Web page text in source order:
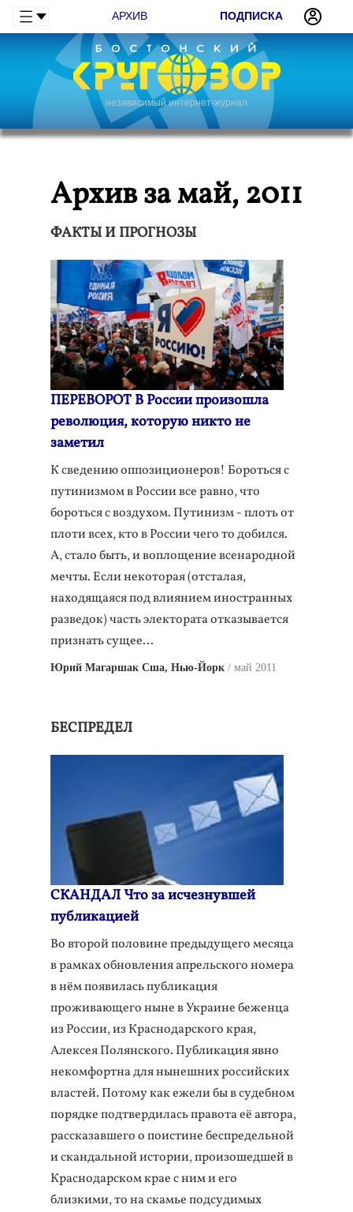
АРХИВ ПОДПИСКА
независимый интернет-журнал
Архив за май, 2011
ФАКТЫ И ПРОГНОЗЫ
ПЕРЕВОРОТ В России произошла
революция, которую никто не
заметил
К сведению оппозиционеров! Бороться с
путинизмом в России все равно, что
бороться с воздухом. Путинизм - плоть от
плоти всех, кто в России чего то добился.
А, стало быть, и воплощение всенародной
мечты. Если некоторая (отсталая,
находящаяся под влиянием иностранных
разведок) часть электората отказывается
признать сущее…
Юрий Магаршак Сша, Нью-Йорк май 2011
БЕСПРЕДЕЛ
СКАНДАЛ Что за исчезнувшей
публикацией
Во второй половине предыдущего месяца
в рамках обновления апрельского номера
в нём появилась публикация
проживающего ныне в Украине беженца
из России, из Краснодарского края,
Алексея Полянского. Публикация явно
некомфортна для нынешних российских
властей. Потому как ежели бы в судебном
порядке подтвердилась правота её автора,
рассказавшего о поистине беспредельной
и скандальной истории, произошедшей в
Краснодарском крае с ним и его
близкими, то на скамье подсудимых